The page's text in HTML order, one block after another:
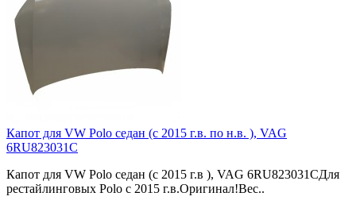
Капот для VW Polo седан (с 2015 г.в. по н.в. ), VAG
6RU823031C
Капот для VW Polo седан (с 2015 г.в ), VAG 6RU823031CДля
рестайлинговых Polo с 2015 г.в.Оригинал!Вес..